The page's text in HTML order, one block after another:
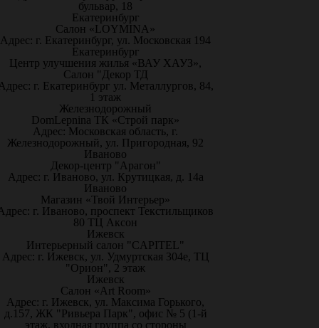
бульвар, 18
Екатеринбург
Салон «LOYMINA»
Адрес: г. Екатеринбург, ул. Московская 194
Екатеринбург
Центр улучшения жилья «ВАУ ХАУЗ»,
Салон "Декор ТД
г. Екатеринбург ул. Металлургов, 84,
1 этаж
Железнодорожный
DomLepnina ТК «Строй парк»
Адрес: Московская область, г.
Железнодорожный, ул. Пригородная, 92
Иваново
Декор-центр "Арагон"
Адрес: г. Иваново, ул. Крутицкая, д. 14а
Иваново
Магазин «Твой Интерьер»
г. Иваново, проспект Текстильщиков
80 ТЦ Аксон
Ижевск
Интерьерный салон "CAPITEL"
Адрес: г. Ижевск, ул. Удмуртская 304е, ТЦ
"Орион", 2 этаж
Ижевск
Салон «Art Room»
Адрес: г. Ижевск, ул. Максима Горького,
д.157, ЖК "Ривьера Парк", офис № 5 (1-й
этаж, входная группа со стороны